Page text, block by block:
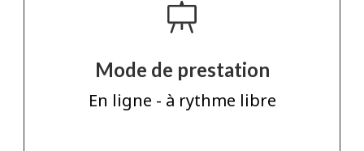
Mode de prestation
En ligne - à rythme libre